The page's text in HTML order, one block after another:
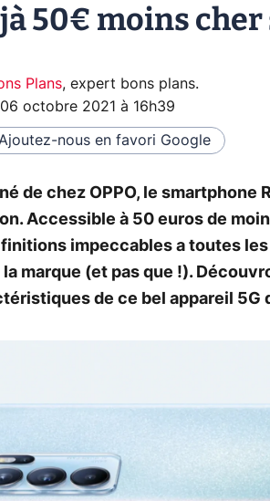
50€ moins
Plans, expert bons plans.
06 octobre 2021 à 16h39
Ajoutez-nous en favori Google
de chez OPPO, le smartphone
Accessible à 50 euros de
impeccables a toutes
la marque (et pas que !).
de ce bel appareil 5G